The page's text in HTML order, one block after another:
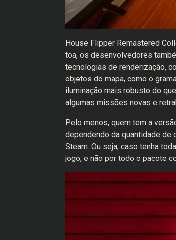
House Flipper Remastered
toa, os desenvolvedores
tecnologias de renderização,
objetos do mapa, como o
iluminação mais robusto do
algumas missões novas e
Pelo menos, quem tem a
dependendo da quantidade de
Steam. Ou seja, caso tenha
jogo, e não por todo o pacote